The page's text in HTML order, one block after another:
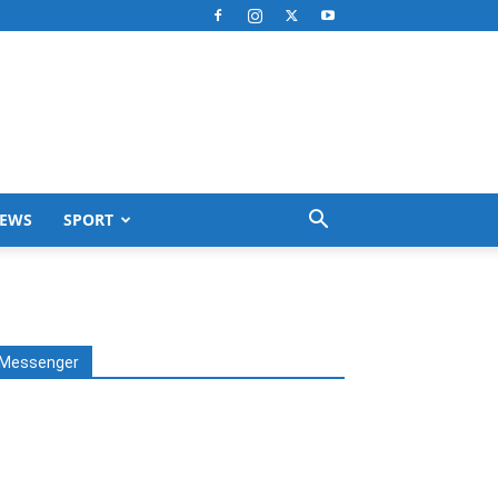
SPORT
Messenger